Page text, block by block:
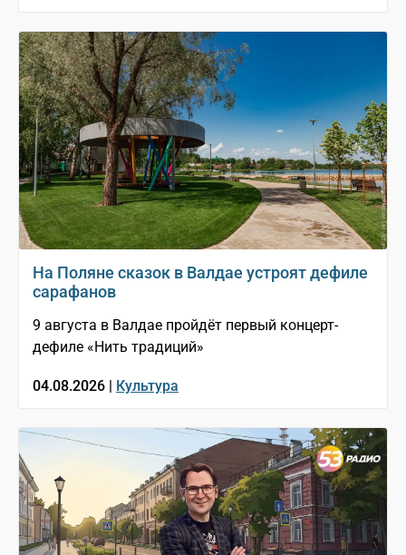
На Поляне сказок в Валдае устроят дефиле
сарафанов
9 августа в Валдае пройдёт первый концерт-
дефиле «Нить традиций»
04.08.2026 | Культура